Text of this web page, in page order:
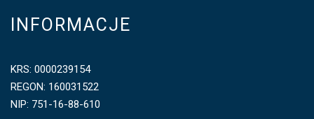
INFORMACJE
KRS: 0000239154
REGON: 160031522
NIP: 751-16-88-610